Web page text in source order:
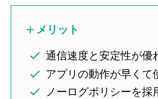
メリット
通信速度と安定性が優
アプリの動作が早くて
ノーログポリシーを採